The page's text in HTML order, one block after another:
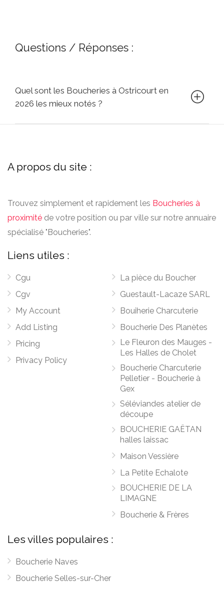
Questions / Réponses :
Quel sont les Boucheries à Ostricourt en
2026 les mieux notés ?
A propos du site :
Trouvez simplement et rapidement les Boucheries à
proximité de votre position ou par ville sur notre annuaire
spécialisé "Boucheries".
Liens utiles :
Cgu
Cgv
My Account
Add Listing
Pricing
Privacy Policy
La pièce du Boucher
Guestault-Lacaze SARL
Bouiherie Charcuterie
Boucherie Des Planètes
Le Fleuron des Mauges -
Les Halles de Cholet
Boucherie Charcuterie
Pelletier - Boucherie à
Gex
Séléviandes atelier de
découpe
BOUCHERIE GAËTAN
halles laissac
Maison Vessière
La Petite Echalote
BOUCHERIE DE LA
LIMAGNE
Boucherie & Frères
Les villes populaires :
Boucherie Naves
Boucherie Selles-sur-Cher